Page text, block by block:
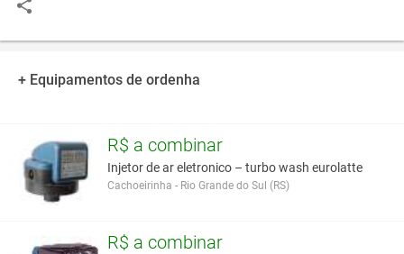
+ Equipamentos de ordenha
R$ a combinar
Injetor de ar eletronico – turbo wash eurolatte
Cachoeirinha - Rio Grande do Sul (RS)
R$ a combinar